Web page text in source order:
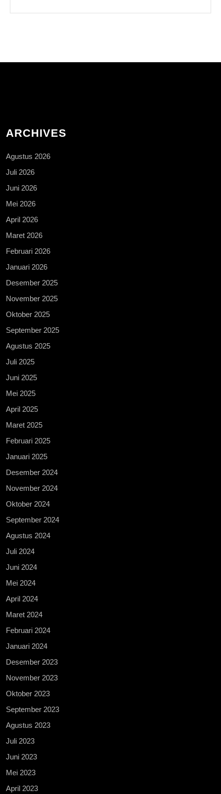
ARCHIVES
Agustus 2026
Juli 2026
Juni 2026
Mei 2026
April 2026
Maret 2026
Februari 2026
Januari 2026
Desember 2025
November 2025
Oktober 2025
September 2025
Agustus 2025
Juli 2025
Juni 2025
Mei 2025
April 2025
Maret 2025
Februari 2025
Januari 2025
Desember 2024
November 2024
Oktober 2024
September 2024
Agustus 2024
Juli 2024
Juni 2024
Mei 2024
April 2024
Maret 2024
Februari 2024
Januari 2024
Desember 2023
November 2023
Oktober 2023
September 2023
Agustus 2023
Juli 2023
Juni 2023
Mei 2023
April 2023